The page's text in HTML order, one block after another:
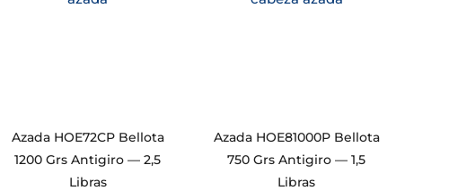
Azada HOE72CP Bellota
1200 Grs Antigiro — 2,5
Libras
Azada HOE81000P Bellota
750 Grs Antigiro — 1,5
Libras